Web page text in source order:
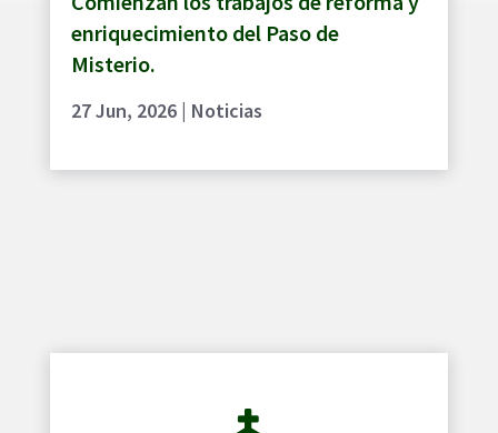
enriquecimiento del Paso de
Misterio.
27 Jun, 2026| Noticias